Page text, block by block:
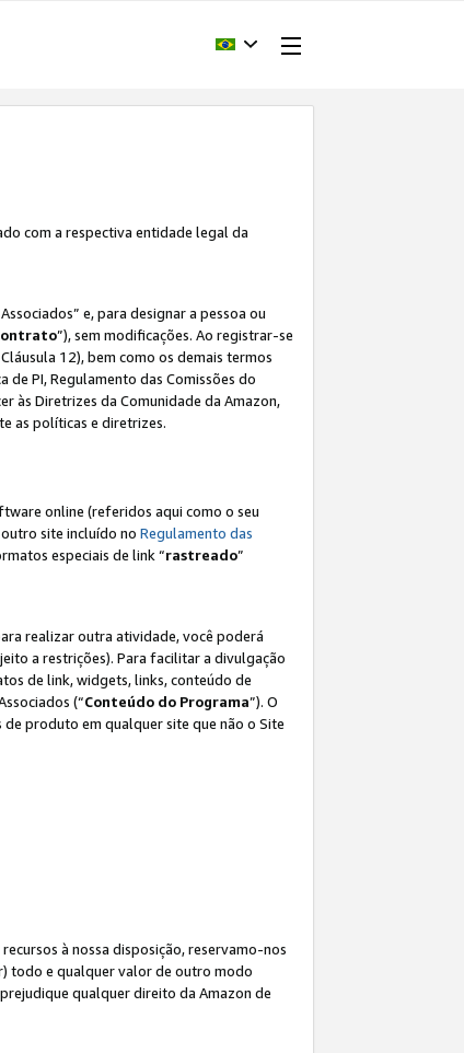
com a respectiva entidade legal da
e, para designar a pessoa ou
”), sem modificações. Ao registrar-se
12), bem como os demais termos
PI, Regulamento das Comissões do
às Diretrizes da Comunidade da Amazon,
as políticas e diretrizes.
online (referidos aqui como o seu
site incluído no Regulamento das
especiais de link “rastreado”
realizar outra atividade, você poderá
a restrições). Para facilitar a divulgação
de link, widgets, links, conteúdo de
(“Conteúdo do Programa”). O
produto em qualquer site que não o Site
à nossa disposição, reservamo-nos
todo e qualquer valor de outro modo
qualquer direito da Amazon de